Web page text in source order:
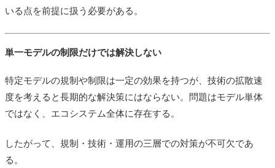
いる点を前提に扱う必要がある。
単一モデルの制限だけでは解決しない
特定モデルの規制や制限は一定の効果を持つが、技術の拡散速
度を考えると長期的な解決策にはならない。問題はモデル単体
ではなく、エコシステム全体に存在する。
したがって、規制・技術・運用の三層での対策が不可欠であ
る。